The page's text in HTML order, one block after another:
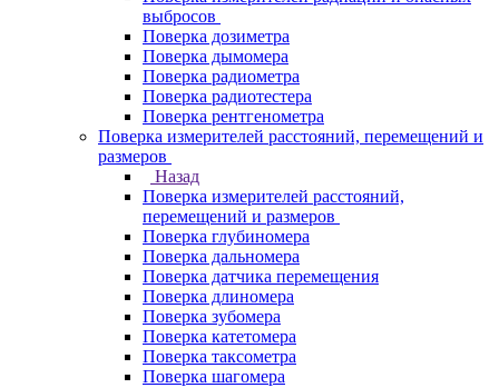
выбросов
Поверка дозиметра
Поверка дымомера
Поверка радиометра
Поверка радиотестера
Поверка рентгенометра
Поверка измерителей расстояний, перемещений и
размеров
Назад
Поверка измерителей расстояний,
перемещений и размеров
Поверка глубиномера
Поверка дальномера
Поверка датчика перемещения
Поверка длиномера
Поверка зубомера
Поверка катетомера
Поверка таксометра
Поверка шагомера